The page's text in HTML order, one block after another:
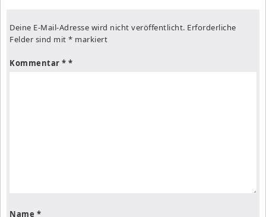
Deine E-Mail-Adresse wird nicht veröffentlicht. Erforderliche
Felder sind mit * markiert
Kommentar *
Name *